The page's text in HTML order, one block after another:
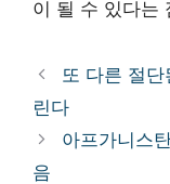
이 될 수 있다는
또 다른 절
린다
아프가니스
음